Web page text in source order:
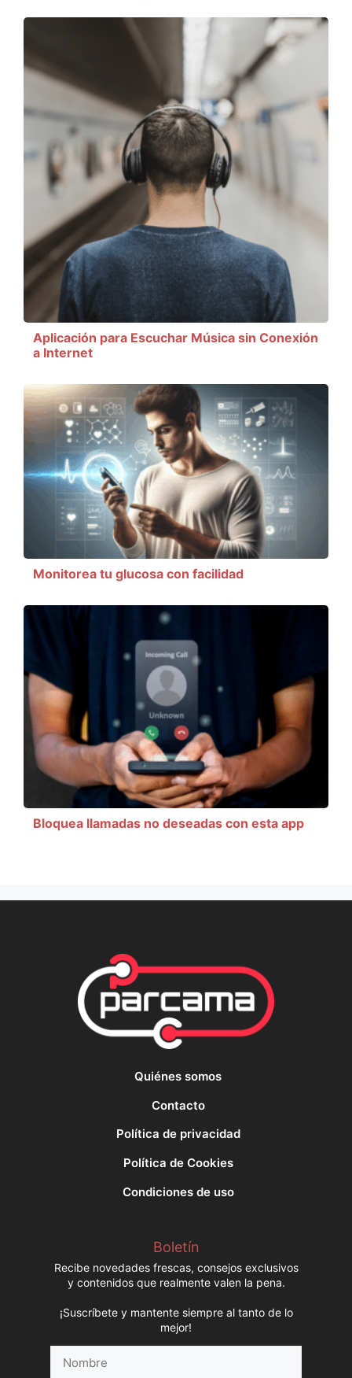
Aplicación para Escuchar Música sin Conexión
a Internet
Monitorea tu glucosa con facilidad
Bloquea llamadas no deseadas con esta app
Quiénes somos
Contacto
Política de privacidad
Política de Cookies
Condiciones de uso
Boletín
Recibe novedades frescas, consejos exclusivos
y contenidos que realmente valen la pena.
¡Suscríbete y mantente siempre al tanto de lo
mejor!